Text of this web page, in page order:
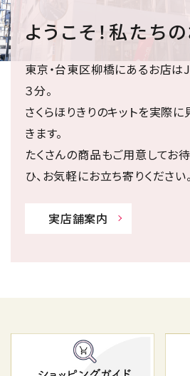
ようこそ！私たち
東京・台東区柳橋にあるお店
３分。
さくらほりきりのキットを実際に
きます。
たくさんの商品もご用意してお
ひ、お気軽にお立ち寄りください。
実店舗案内